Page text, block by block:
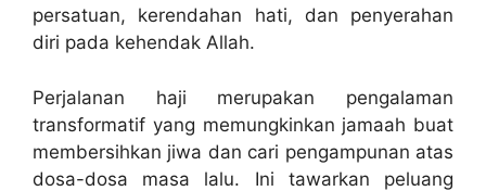
persatuan, kerendahan hati, dan penyerahan
diri pada kehendak Allah.
Perjalanan haji merupakan pengalaman
transformatif yang memungkinkan jamaah buat
membersihkan jiwa dan cari pengampunan atas
dosa-dosa masa lalu. Ini tawarkan peluang